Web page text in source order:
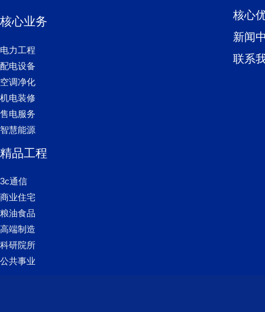
核心业务
电力工程
配电设备
空调净化
机电装修
售电服务
智慧能源
精品工程
3c通信
商业住宅
粮油食品
高端制造
科研院所
公共事业
核心
新闻
联系